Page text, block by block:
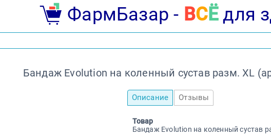
ФармБазар - ВСЁдля
Бандаж Evolution на коленный сустав разм. XL
Описание Отзывы
Товар
Бандаж Evolution на коленный сустав